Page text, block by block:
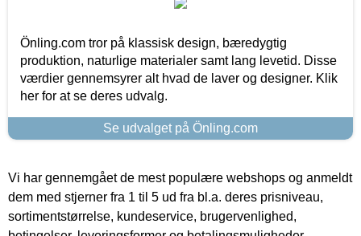
Önling.com tror på klassisk design, bæredygtig
produktion, naturlige materialer samt lang levetid. Disse
værdier gennemsyrer alt hvad de laver og designer. Klik
her for at se deres udvalg.
Se udvalget på Önling.com
Vi har gennemgået de mest populære webshops og anmeldt
dem med stjerner fra 1 til 5 ud fra bl.a. deres prisniveau,
sortimentstørrelse, kundeservice, brugervenlighed,